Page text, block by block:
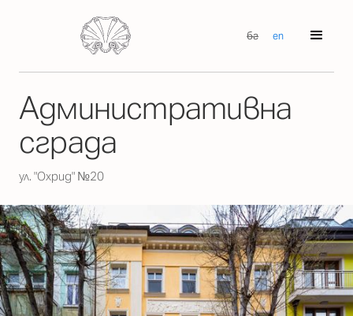
бг en
Административна
сграда
ул. "Охрид" №20